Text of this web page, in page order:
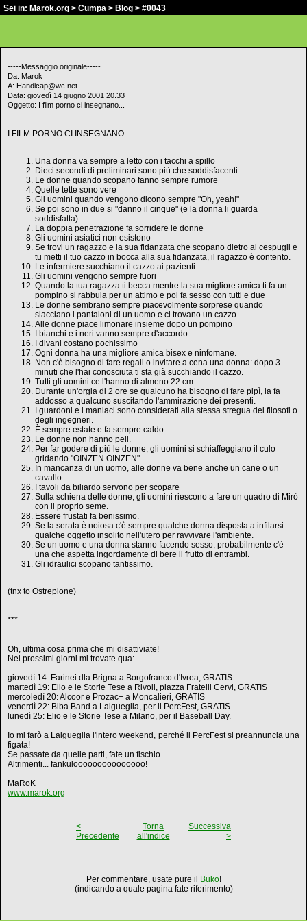
Sei in: Marok.org > Cumpa > Blog > #0043
-----Messaggio originale-----
Da: Marok
A: Handicap@wc.net
Data: giovedì 14 giugno 2001 20.33
Oggetto: I film porno ci insegnano...
I FILM PORNO CI INSEGNANO:
Una donna va sempre a letto con i tacchi a spillo
Dieci secondi di preliminari sono più che soddisfacenti
Le donne quando scopano fanno sempre rumore
Quelle tette sono vere
Gli uomini quando vengono dicono sempre "Oh, yeah!"
Se poi sono in due si "danno il cinque" (e la donna li guarda
soddisfatta)
La doppia penetrazione fa sorridere le donne
Gli uomini asiatici non esistono
Se trovi un ragazzo e la sua fidanzata che scopano dietro ai cespugli e
tu metti il tuo cazzo in bocca alla sua fidanzata, il ragazzo è contento.
Le infermiere succhiano il cazzo ai pazienti
Gli uomini vengono sempre fuori
Quando la tua ragazza ti becca mentre la sua migliore amica ti fa un
pompino si rabbuia per un attimo e poi fa sesso con tutti e due
Le donne sembrano sempre piacevolmente sorprese quando
slacciano i pantaloni di un uomo e ci trovano un cazzo
Alle donne piace limonare insieme dopo un pompino
I bianchi e i neri vanno sempre d'accordo.
I divani costano pochissimo
Ogni donna ha una migliore amica bisex e ninfomane.
Non c'è bisogno di fare regali o invitare a cena una donna: dopo 3
minuti che l'hai conosciuta ti sta già succhiando il cazzo.
Tutti gli uomini ce l'hanno di almeno 22 cm.
Durante un'orgia di 2 ore se qualcuno ha bisogno di fare pipì, la fa
addosso a qualcuno suscitando l'ammirazione dei presenti.
I guardoni e i maniaci sono considerati alla stessa stregua dei filosofi o
degli ingegneri.
È sempre estate e fa sempre caldo.
Le donne non hanno peli.
Per far godere di più le donne, gli uomini si schiaffeggiano il culo
gridando "OINZEN OINZEN".
In mancanza di un uomo, alle donne va bene anche un cane o un
cavallo.
I tavoli da biliardo servono per scopare
Sulla schiena delle donne, gli uomini riescono a fare un quadro di Mirò
con il proprio seme.
Essere frustati fa benissimo.
Se la serata è noiosa c'è sempre qualche donna disposta a infilarsi
qualche oggetto insolito nell'utero per ravvivare l'ambiente.
Se un uomo e una donna stanno facendo sesso, probabilmente c'è
una che aspetta ingordamente di bere il frutto di entrambi.
Gli idraulici scopano tantissimo.
(tnx to Ostrepione)
***
Oh, ultima cosa prima che mi disattiviate!
Nei prossimi giorni mi trovate qua:
giovedì 14: Farinei dla Brigna a Borgofranco d'Ivrea, GRATIS
martedì 19: Elio e le Storie Tese a Rivoli, piazza Fratelli Cervi, GRATIS
mercoledì 20: Alcoor e Prozac+ a Moncalieri, GRATIS
venerdì 22: Biba Band a Laigueglia, per il PercFest, GRATIS
lunedì 25: Elio e le Storie Tese a Milano, per il Baseball Day.
Io mi farò a Laigueglia l'intero weekend, perché il PercFest si preannuncia una
figata!
Se passate da quelle parti, fate un fischio.
Altrimenti... fankulooooooooooooooo!
MaRoK
www.marok.org
<
Precedente
Torna
all'indice
Successiva
>
Per commentare, usate pure il Buko!
(indicando a quale pagina fate riferimento)